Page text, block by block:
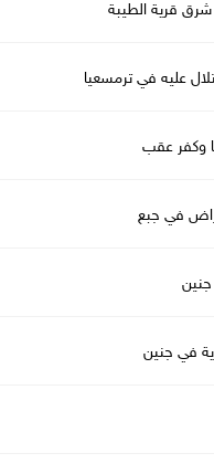
عليه في ترمسعيا
وكفر عقب
أراض في جبع
جنين
في جنين